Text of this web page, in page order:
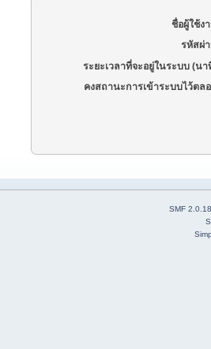
ชื่อผู้ใช้ง
รหัสผ่
ระยะเวลาที่จะอยู่ในระบบ (นา
คงสถานะการเข้าระบบไว้ตล
SMF 2.0.18